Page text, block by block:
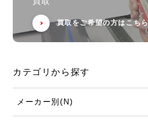
買取をご希望の方はこちら
カテゴリから探す
メーカー別(N)